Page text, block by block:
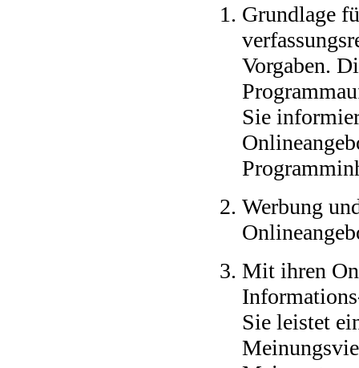
Grundlage
Vorgaben.
Sie
Werbung
Mit ihren
Sie leistet